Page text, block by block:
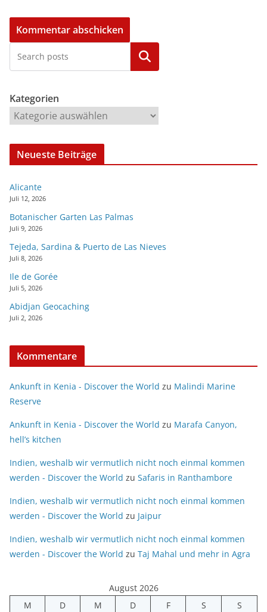
Kategorien
Kategorien
Neueste Beiträge
Alicante
Juli 12, 2026
Botanischer Garten Las Palmas
Juli 9, 2026
Tejeda, Sardina & Puerto de Las Nieves
Juli 8, 2026
Ile de Gorée
Juli 5, 2026
Abidjan Geocaching
Juli 2, 2026
Kommentare
Ankunft in Kenia - Discover the World zu Malindi Marine
Reserve
Ankunft in Kenia - Discover the World zu Marafa Canyon,
hell’s kitchen
Indien, weshalb wir vermutlich nicht noch einmal kommen
werden - Discover the World zu Safaris in Ranthambore
Indien, weshalb wir vermutlich nicht noch einmal kommen
werden - Discover the World zu Jaipur
Indien, weshalb wir vermutlich nicht noch einmal kommen
werden - Discover the World zu Taj Mahal und mehr in Agra
August 2026
M
D M D F S
S